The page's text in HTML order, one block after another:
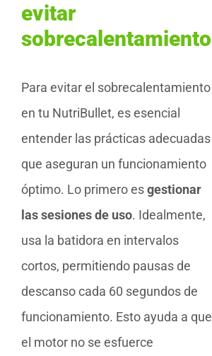
evitar
sobrecalentamiento
Para evitar el sobrecalentamiento
en tu NutriBullet, es esencial
entender las prácticas adecuadas
que aseguran un funcionamiento
óptimo. Lo primero esgestionar
las sesiones de uso. Idealmente,
usa la batidora en intervalos
cortos, permitiendo pausas de
descanso cada 60 segundos de
funcionamiento. Esto ayuda a que
el motor no se esfuerce